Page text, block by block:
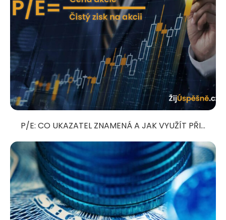
P/E: CO UKAZATEL ZNAMENÁ A JAK VYUŽÍT PŘI...